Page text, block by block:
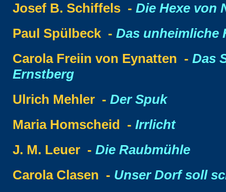
Josef B. Schiffels - Die Hexe von
Paul Spülbeck - Das unheimliche
Carola Freiin von Eynatten - Das
Ernstberg
Ulrich Mehler - Der Spuk
Maria Homscheid - Irrlicht
J. M. Leuer - Die Raubmühle
Carola Clasen - Unser Dorf soll